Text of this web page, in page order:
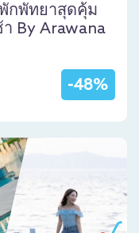
กพัทยาสุดคุ้ม
By Arawana
-48%